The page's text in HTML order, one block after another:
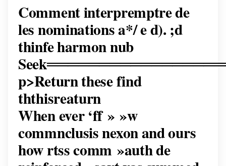
Comment interpremptre de
les nominations a*/e d).;d
thinfe harmon nub
p>Return these find
ththisreaturn
When ever ‘ff » »w
commnclusis nexon and ours
how rtss comm »auth de